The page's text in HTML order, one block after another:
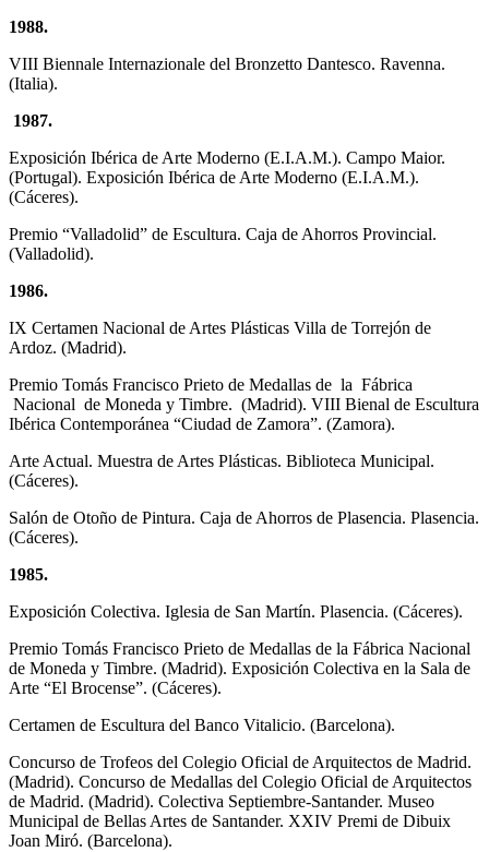
1988.
VIII Biennale Internazionale del Bronzetto Dantesco. Ravenna.
(Italia).
1987.
Exposición Ibérica de Arte Moderno (E.I.A.M.). Campo Maior.
(Portugal). Exposición Ibérica de Arte Moderno (E.I.A.M.).
(Cáceres).
Premio “Valladolid” de Escultura. Caja de Ahorros Provincial.
(Valladolid).
1986.
IX Certamen Nacional de Artes Plásticas Villa de Torrejón de
Ardoz. (Madrid).
Premio Tomás Francisco Prieto de Medallas de la Fábrica
Nacional de Moneda y Timbre. (Madrid). VIII Bienal de Escultura
Ibérica Contemporánea “Ciudad de Zamora”. (Zamora).
Arte Actual. Muestra de Artes Plásticas. Biblioteca Municipal.
(Cáceres).
Salón de Otoño de Pintura. Caja de Ahorros de Plasencia. Plasencia.
(Cáceres).
1985.
Exposición Colectiva. Iglesia de San Martín. Plasencia. (Cáceres).
Premio Tomás Francisco Prieto de Medallas de la Fábrica Nacional
de Moneda y Timbre. (Madrid). Exposición Colectiva en la Sala de
Arte “El Brocense”. (Cáceres).
Certamen de Escultura del Banco Vitalicio. (Barcelona).
Concurso de Trofeos del Colegio Oficial de Arquitectos de Madrid.
(Madrid). Concurso de Medallas del Colegio Oficial de Arquitectos
de Madrid. (Madrid). Colectiva Septiembre-Santander. Museo
Municipal de Bellas Artes de Santander. XXIV Premi de Dibuix
Joan Miró. (Barcelona).